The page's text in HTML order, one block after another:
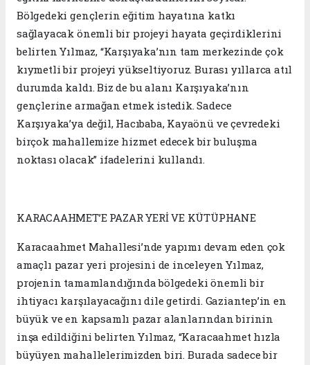
Bölgedeki gençlerin eğitim hayatına katkı
sağlayacak önemli bir projeyi hayata geçirdiklerini
belirten Yılmaz, “Karşıyaka’nın tam merkezinde çok
kıymetli bir projeyi yükseltiyoruz. Burası yıllarca atıl
durumda kaldı. Biz de bu alanı Karşıyaka’nın
gençlerine armağan etmek istedik. Sadece
Karşıyaka’ya değil, Hacıbaba, Kayaönü ve çevredeki
birçok mahallemize hizmet edecek bir buluşma
noktası olacak” ifadelerini kullandı.
KARACAAHMET’E PAZAR YERİ VE KÜTÜPHANE
Karacaahmet Mahallesi’nde yapımı devam eden çok
amaçlı pazar yeri projesini de inceleyen Yılmaz,
projenin tamamlandığında bölgedeki önemli bir
ihtiyacı karşılayacağını dile getirdi. Gaziantep’in en
büyük ve en kapsamlı pazar alanlarından birinin
inşa edildiğini belirten Yılmaz, “Karacaahmet hızla
büyüyen mahallelerimizden biri. Burada sadece bir